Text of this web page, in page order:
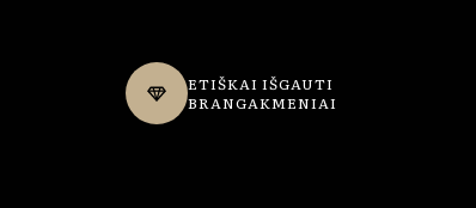
ETIŠKAI IŠGAUTI
BRANGAKMENIAI